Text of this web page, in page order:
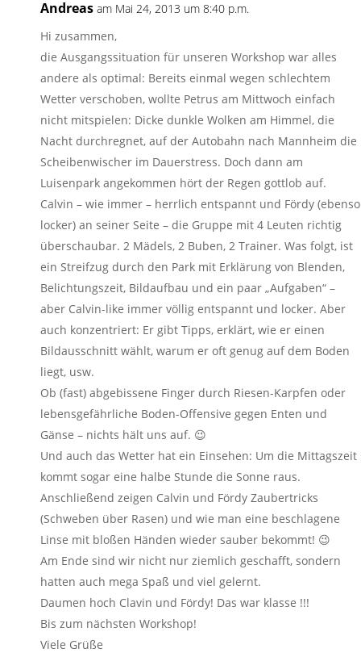
Andreas am Mai 24, 2013 um 8:40 p.m.
Hi zusammen,
die Ausgangssituation für unseren Workshop war alles
andere als optimal: Bereits einmal wegen schlechtem
Wetter verschoben, wollte Petrus am Mittwoch einfach
nicht mitspielen: Dicke dunkle Wolken am Himmel, die
Nacht durchregnet, auf der Autobahn nach Mannheim die
Scheibenwischer im Dauerstress. Doch dann am
Luisenpark angekommen hört der Regen gottlob auf.
Calvin – wie immer – herrlich entspannt und Fördy (ebenso
locker) an seiner Seite – die Gruppe mit 4 Leuten richtig
überschaubar. 2 Mädels, 2 Buben, 2 Trainer. Was folgt, ist
ein Streifzug durch den Park mit Erklärung von Blenden,
Belichtungszeit, Bildaufbau und ein paar „Aufgaben“ –
aber Calvin-like immer völlig entspannt und locker. Aber
auch konzentriert: Er gibt Tipps, erklärt, wie er einen
Bildausschnitt wählt, warum er oft genug auf dem Boden
liegt, usw.
Ob (fast) abgebissene Finger durch Riesen-Karpfen oder
lebensgefährliche Boden-Offensive gegen Enten und
Gänse – nichts hält uns auf. 😉
Und auch das Wetter hat ein Einsehen: Um die Mittagszeit
kommt sogar eine halbe Stunde die Sonne raus.
Anschließend zeigen Calvin und Fördy Zaubertricks
(Schweben über Rasen) und wie man eine beschlagene
Linse mit bloßen Händen wieder sauber bekommt! 😉
Am Ende sind wir nicht nur ziemlich geschafft, sondern
hatten auch mega Spaß und viel gelernt.
Daumen hoch Clavin und Fördy! Das war klasse !!!
Bis zum nächsten Workshop!
Viele Grüße